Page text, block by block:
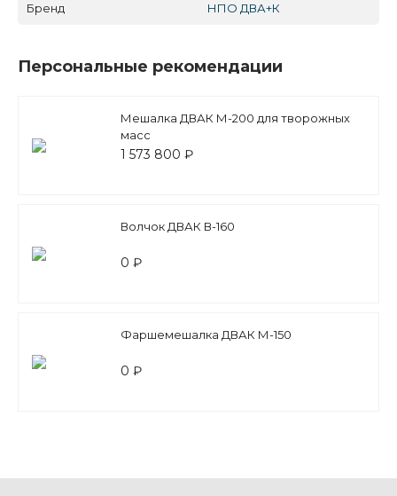
Бренд НПО ДВА+К
Персональные рекомендации
Мешалка ДВАК М-200 для творожных
масс
1 573 800 ₽
Волчок ДВАК В-160
0 ₽
Фаршемешалка ДВАК М-150
0 ₽